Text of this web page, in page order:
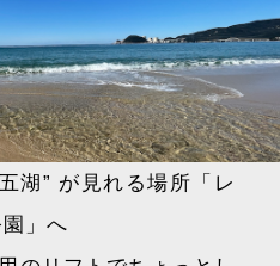
湖” が見れる場所「レ
」へ